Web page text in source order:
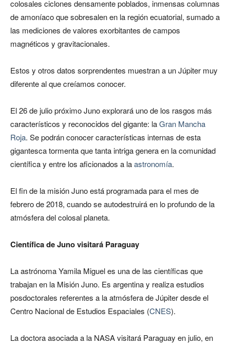
colosales ciclones densamente poblados, inmensas columnas
de amoníaco que sobresalen en la región ecuatorial, sumado a
las mediciones de valores exorbitantes de campos
magnéticos y gravitacionales.
Estos y otros datos sorprendentes muestran a un Júpiter muy
diferente al que creíamos conocer.
El 26 de julio próximo Juno explorará uno de los rasgos más
característicos y reconocidos del gigante: laGran Mancha
Roja. Se podrán conocer características internas de esta
gigantesca tormenta que tanta intriga genera en la comunidad
científica y entre los aficionados a laastronomía.
El fin de la misión Juno está programada para el mes de
febrero de 2018, cuando se autodestruirá en lo profundo de la
atmósfera del colosal planeta.
Científica de Juno visitará Paraguay
La astrónoma Yamila Miguel es una de las científicas que
trabajan en la Misión Juno. Es argentina y realiza estudios
posdoctorales referentes a la atmósfera de Júpiter desde el
Centro Nacional de Estudios Espaciales (CNES).
La doctora asociada a la NASA visitará Paraguay en julio, en